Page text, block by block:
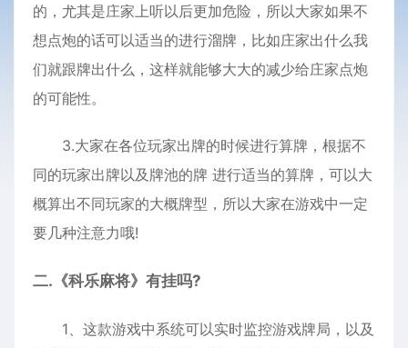
的，尤其是庄家上听以后更加危险，所以大家如果不
想点炮的话可以适当的进行溜牌，比如庄家出什么我
们就跟牌出什么，这样就能够大大的减少给庄家点炮
的可能性。
3.大家在各位玩家出牌的时候进行算牌，根据不
同的玩家出牌以及牌池的牌 进行适当的算牌，可以大
概算出不同玩家的大概牌型，所以大家在游戏中一定
要几种注意力哦!
二.《科乐麻将》有挂吗?
1、这款游戏中系统可以实时监控游戏牌局，以及